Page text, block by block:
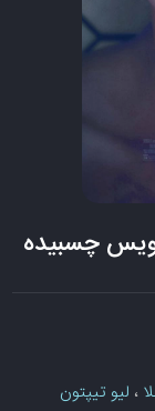
، لیو تیپتون